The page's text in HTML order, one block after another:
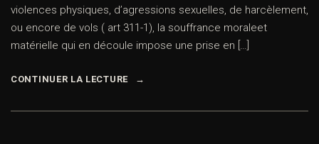
violences physiques, d’agressions sexuelles, de harcèlement,
ou encore de vols ( art 311-1), la souffrance moraleet
matérielle qui en découle impose une prise en […]
CONTINUER LA LECTURE